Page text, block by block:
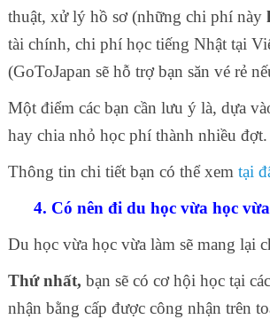
thuật, xử lý hồ sơ (những chi phí này
tài chính, chi phí học tiếng Nhật tại
(GoToJapan sẽ hỗ trợ bạn săn vé rẻ
Một điểm các bạn cần lưu ý là, dựa
hay chia nhỏ học phí thành nhiều
Thông tin chi tiết bạn có thể xem tại
4. Có nên đi du học vừa học
Du học vừa học vừa làm sẽ mang lại
Thứ nhất, bạn sẽ có cơ hội học tại
nhận bằng cấp được công nhận trên